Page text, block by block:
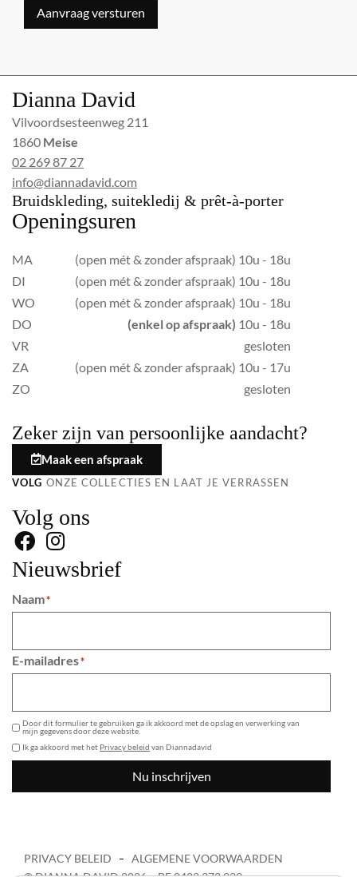
Aanvraag versturen
Dianna David
Vilvoordsesteenweg 211
1860 Meise
02 269 87 27
info@diannadavid.com
Bruidskleding, suitekledij & prêt-à-porter
Openingsuren
MA
(open mét & zonder afspraak) 10u - 18u
DI
(open mét & zonder afspraak) 10u - 18u
WO
(open mét & zonder afspraak) 10u - 18u
DO
(enkel op afspraak) 10u - 18u
VR
gesloten
ZA
(open mét & zonder afspraak) 10u - 17u
ZO
gesloten
Zeker zijn van persoonlijke aandacht?
Maak een afspraak
VOLG ONZE COLLECTIES EN LAAT JE VERRASSEN
Volg ons
Nieuwsbrief
Naam*
E-mailadres*
Door dit formulier te gebruiken ga ik akkoord met de opslag en verwerking van
mijn gegevens door deze website.
Ik ga akkoord met het Privacy beleid van Diannadavid
Nu inschrijven
PRIVACY BELEID
ALGEMENE VOORWAARDEN